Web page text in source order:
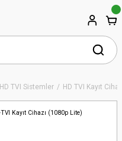
HD TVI Sistemler HD TVI Kayıt